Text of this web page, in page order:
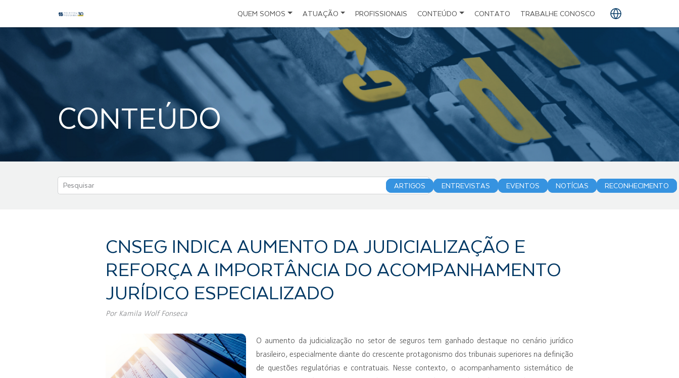
QUEM SOMOS
Escritório
Estrutura
Políticas
Folder Institucional
ATUAÇÃO
Direito do Seguro
Direito Administrativo e da Infraestrutura
Direito Civil Empresarial
Planejamento Sucessório
Direito Digital
Investimentos Estrangeiros
PROFISSIONAIS CONTEÚDO
Notícias
Artigos
Eventos
CONTATO
TRABALHE CONOSCO
PT
ES
CONTEÚDO
ARTIGOS ENTREVISTAS EVENTOS NOTÍCIAS RECONHECIMENTO
CNSEG INDICA AUMENTO DA JUDICIALIZAÇÃO E
REFORÇA A IMPORTÂNCIA DO ACOMPANHAMENTO
JURÍDICO ESPECIALIZADO
Por Kamila Wolf Fonseca
O aumento da judicialização no setor de seguros tem ganhado destaque no cenário jurídico
brasileiro, especialmente diante do crescente protagonismo dos tribunais superiores na definição
de questões regulatórias e contratuais. Nesse contexto, o acompanhamento sistemático de